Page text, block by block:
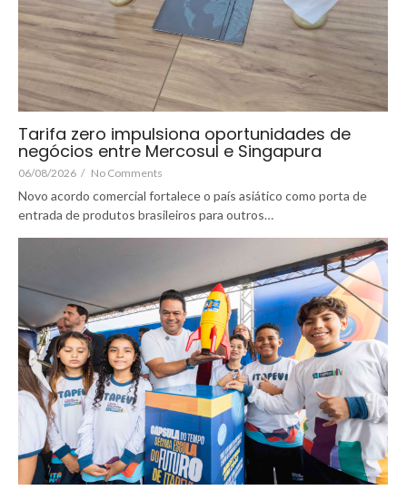
Tarifa zero impulsiona oportunidades de
negócios entre Mercosul e Singapura
06/08/2026 / No Comments
Novo acordo comercial fortalece o país asiático como porta de
entrada de produtos brasileiros para outros…